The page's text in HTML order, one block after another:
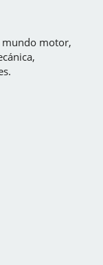
mundo motor,